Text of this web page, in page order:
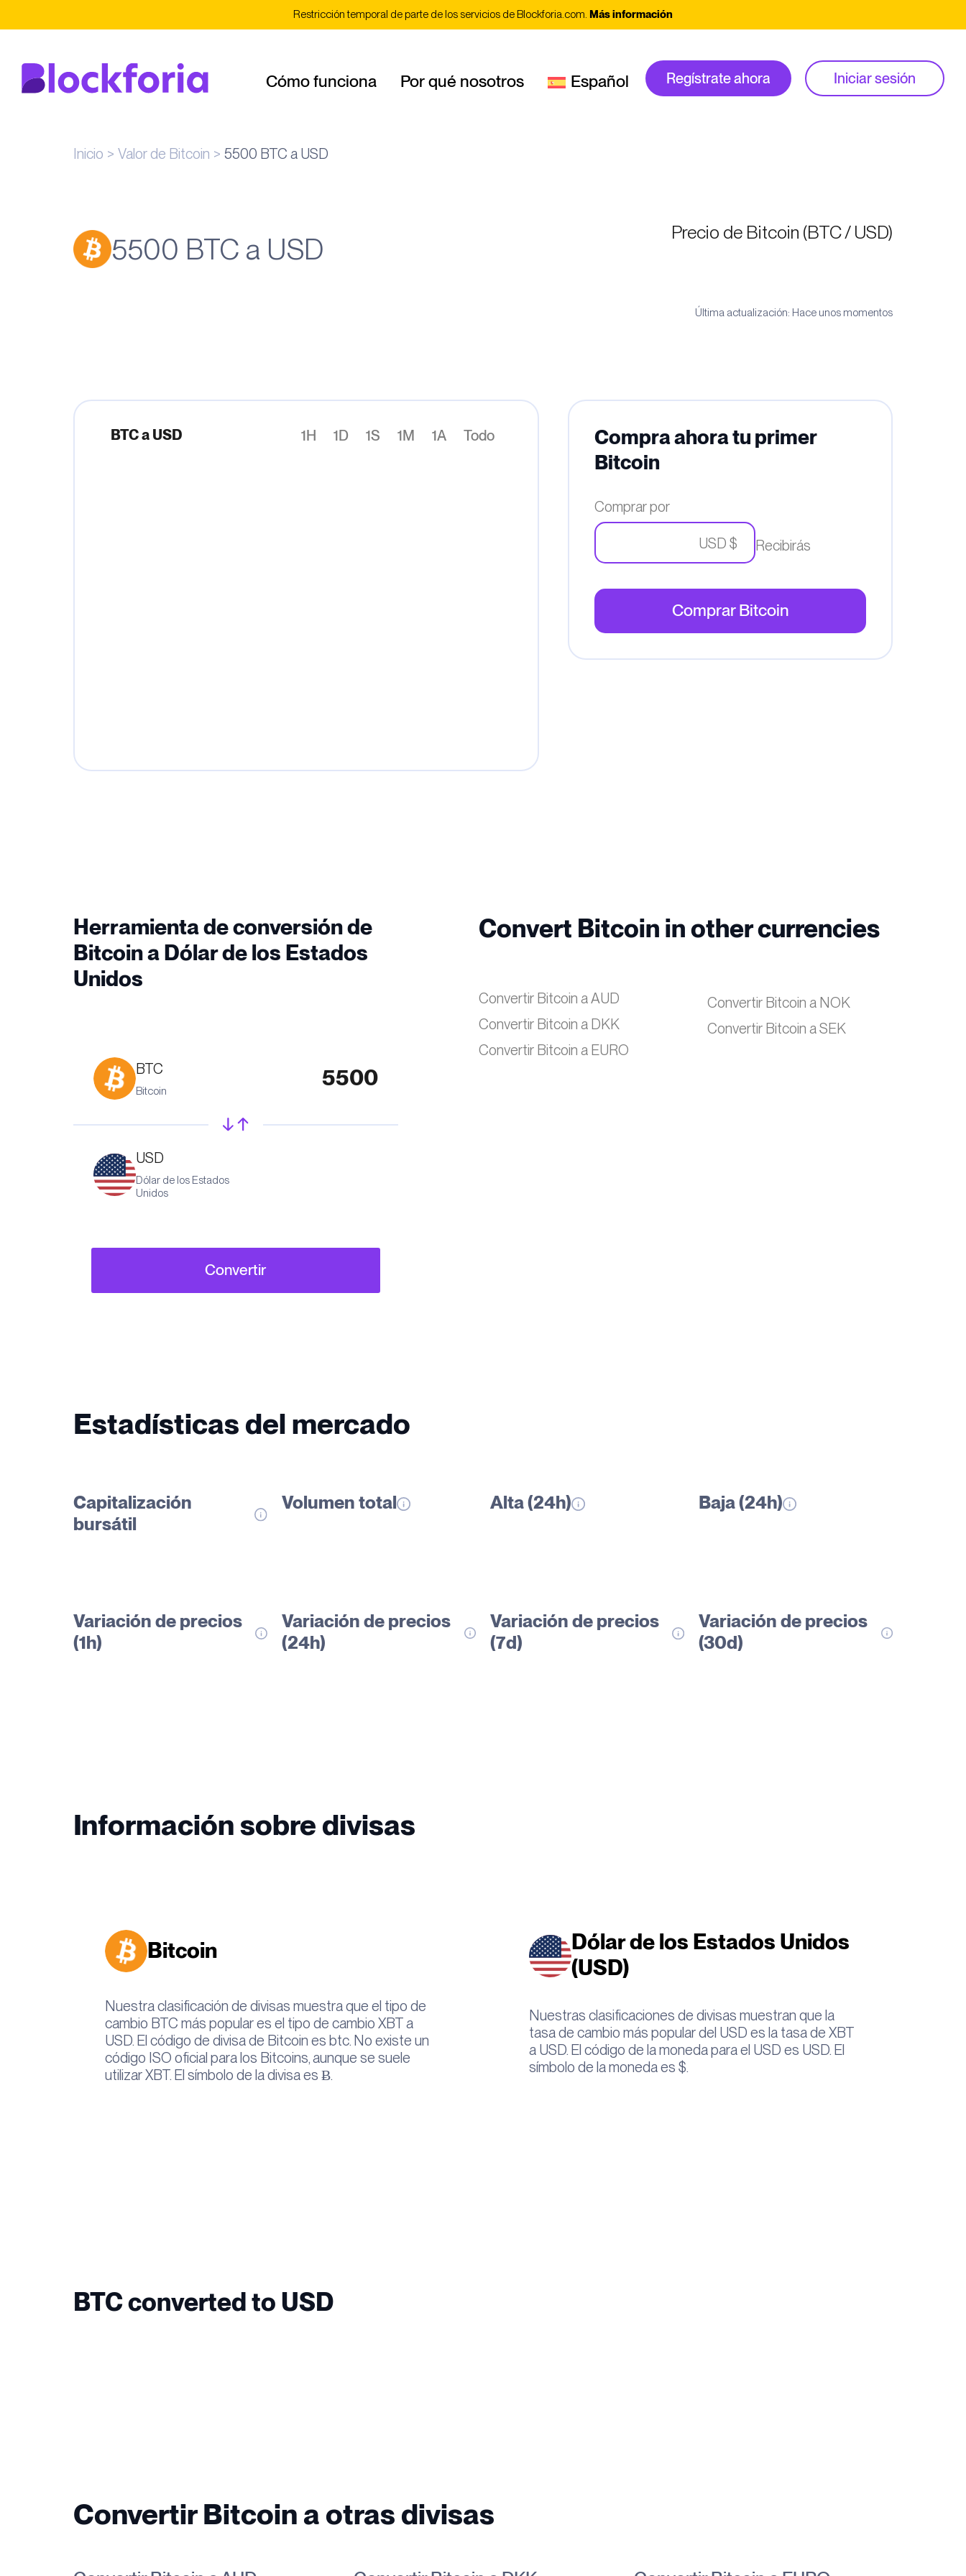
Restricción temporal de parte de los servicios de Blockforia.com. Más información
Cómo funciona Por qué nosotros Español Regístrate ahora Iniciar sesión
Inicio Valor de Bitcoin 5500 BTC a USD
5500 BTC a USD Precio de Bitcoin (BTC / USD)
Última actualización: Hace unos momentos
BTC a USD 1H 1D 1S 1M 1A Todo
Compra ahora tu primer
Bitcoin
Comprar por
USD $ Recibirás
Comprar Bitcoin
Herramienta de conversión de
Bitcoin a Dólar de los Estados
Unidos
BTC
Bitcoin
USD
Dólar de los Estados
Unidos
Convertir
Convert Bitcoin in other currencies
Convertir Bitcoin a AUD
Convertir Bitcoin a DKK
Convertir Bitcoin a EURO
Convertir Bitcoin a NOK
Convertir Bitcoin a SEK
Estadísticas del mercado
Capitalización
bursátil
Volumen total Alta (24h) Baja (24h)
Variación de precios
(1h)
Variación de precios
(24h)
Variación de precios
(7d)
Variación de precios
(30d)
Información sobre divisas
Bitcoin
Nuestra clasificación de divisas muestra que el tipo de
cambio BTC más popular es el tipo de cambio XBT a
USD. El código de divisa de Bitcoin es btc. No existe un
código ISO oficial para los Bitcoins, aunque se suele
utilizar XBT. El símbolo de la divisa es Ƀ.
Dólar de los Estados Unidos
(USD)
Nuestras clasificaciones de divisas muestran que la
tasa de cambio más popular del USD es la tasa de XBT
a USD. El código de la moneda para el USD es USD. El
símbolo de la moneda es $.
BTC converted to USD
Convertir Bitcoin a otras divisas